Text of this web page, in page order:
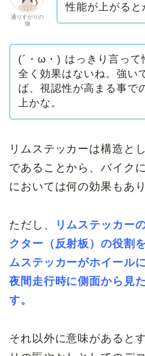
通りすがりの
猫
性能が上がると
(´・ω・) はっきり言って
全く効果はないね。強い
ば、視認性が高まる事で
上かな。
リムステッカーは構造と
であることから、バイク
においては何の効果もあ
ただし、
リムステッカー
クター（反射板）の役割
ムステッカーがホイール
夜間走行時に側面から見
す。
それ以外に意味があると